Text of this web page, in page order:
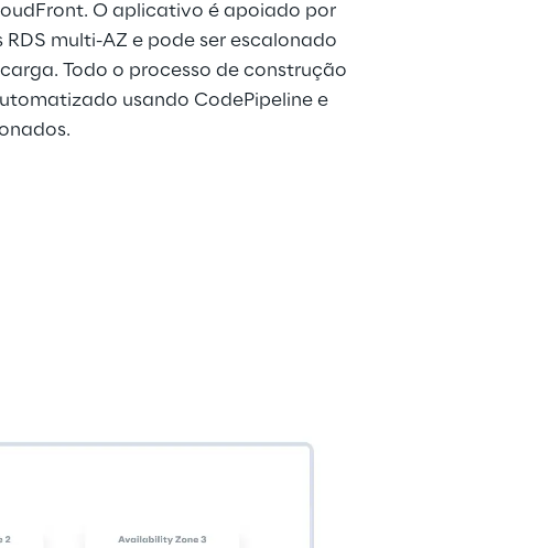
O aplicativo é apoiado por
multi-AZ e pode ser escalonado
Todo o processo de construção
usando CodePipeline e